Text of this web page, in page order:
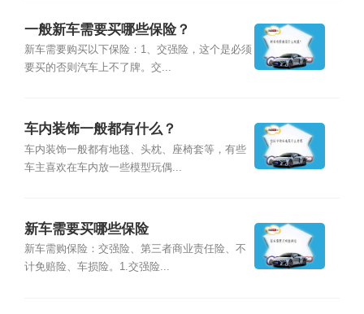
一般新车需要买哪些保险？
新车需要购买以下保险：1、交强险，这个是必须
要买的否则汽车上不了牌。交...
车内装饰一般都有什么？
车内装饰一般都有地毯、头枕、座椅套等，有些
车主喜欢在车内放一些模型玩偶...
新车需要买哪些保险
新车需购保险：交强险、第三者商业责任险、不
计免赔险、车损险。1.交强险...